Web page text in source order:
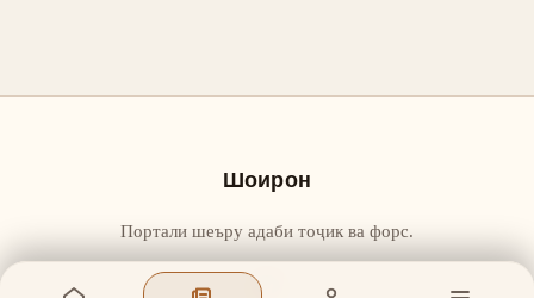
Шоирон
Портали шеъру адаби тоҷик ва форс.